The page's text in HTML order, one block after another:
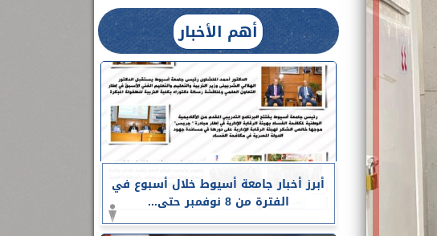
أهم الأخبار
أبرز أخبار جامعة أسيوط خلال أسبوع في
الفترة من 8 نوفمبر حتى...